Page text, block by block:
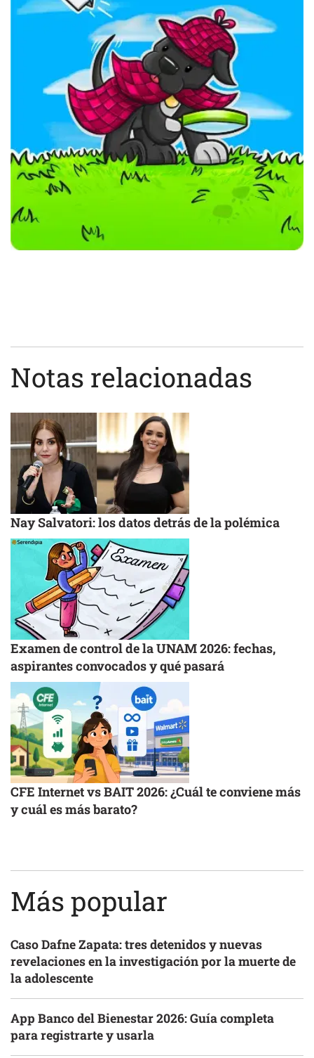
Notas relacionadas
Nay Salvatori: los datos detrás de la polémica
Examen de control de la UNAM 2026: fechas,
aspirantes convocados y qué pasará
CFE Internet vs BAIT 2026: ¿Cuál te conviene más
y cuál es más barato?
Más popular
Caso Dafne Zapata: tres detenidos y nuevas
revelaciones en la investigación por la muerte de
la adolescente
App Banco del Bienestar 2026: Guía completa
para registrarte y usarla